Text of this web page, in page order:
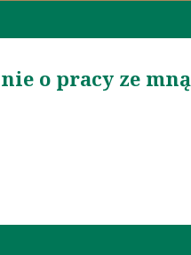
o pracy ze mną